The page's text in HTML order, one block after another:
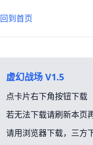
回到首页
虚幻战场 V1.5
点卡片右下角按钮下载
若无法下载请刷新本页
请用浏览器下载，三方